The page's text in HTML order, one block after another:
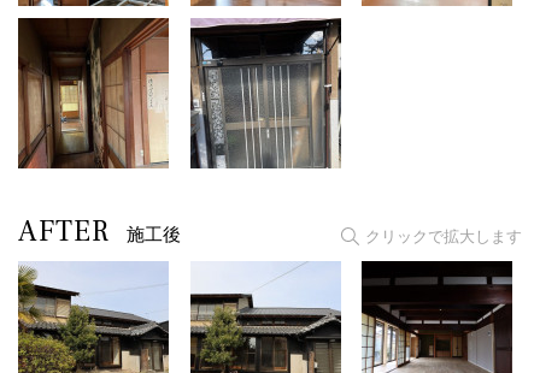
AFTER 施工後 クリックで拡大します